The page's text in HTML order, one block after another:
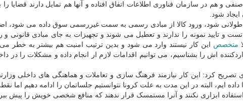
و هم در سازمان فناوری اطلاعات اتفاق افتاده و آنها هم تمایل دارند قضایا
شود.
طولانی شود، ورود کالا از مبادی رسمی به سمت غیررسمی سوق داده می شود،
و تایید نمونه را ندارند و تعطیل می شوند و تجهیزات به جای مبادی قانونی و
متخصص این کار نیستند وارد می شود و بدین ترتیب امنیت هم بیشتر به خطر می
اش را بشناسیم، می توانیم اقدامات لازم ار انجام داده و مشکلات را در
کرد: این کار نیازمند فرهنگ سازی و تعاملات و هماهنگی های داخلی
ایم، البته در این مدت به علت کرونا نتوانستیم جلساتمان را ادامه دهیم اما
ابزاری نکنند و آنرا مستمسک قرار ندهند که منافع شخصی خویش را پیش